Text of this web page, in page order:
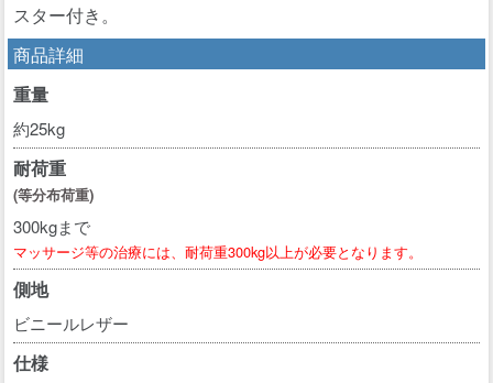
スター付き。
商品詳細
重量
約25kg
耐荷重
(等分布荷重)
300kgまで
マッサージ等の治療には、耐荷重300kg以上が必要となります。
側地
ビニールレザー
仕様